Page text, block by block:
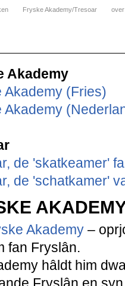
Fryske Akademy/Tresoar
Akademy
Akademy (Fries)
Akademy
de 'skatkeamer'
de 'schatkamer'
Akademy –
fan Fryslân.
hâldt him